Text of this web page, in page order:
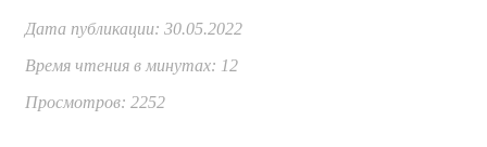
Дата публикации: 30.05.2022
Время чтения в минутах: 12
Просмотров: 2252